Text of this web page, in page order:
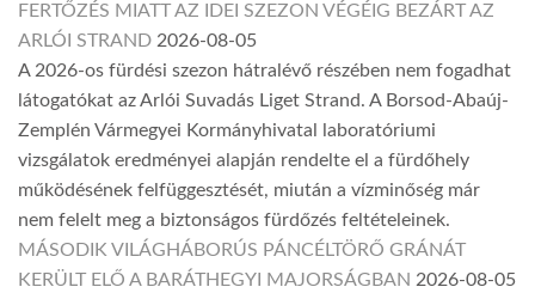
FERTŐZÉS MIATT AZ IDEI SZEZON VÉGÉIG BEZÁRT AZ
ARLÓI STRAND 2026-08-05
A 2026-os fürdési szezon hátralévő részében nem fogadhat
látogatókat az Arlói Suvadás Liget Strand. A Borsod-Abaúj-
Zemplén Vármegyei Kormányhivatal laboratóriumi
vizsgálatok eredményei alapján rendelte el a fürdőhely
működésének felfüggesztését, miután a vízminőség már
nem felelt meg a biztonságos fürdőzés feltételeinek.
MÁSODIK VILÁGHÁBORÚS PÁNCÉLTÖRŐ GRÁNÁT
KERÜLT ELŐ A BARÁTHEGYI MAJORSÁGBAN 2026-08-05